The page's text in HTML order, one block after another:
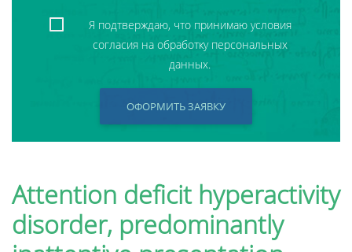
Я подтверждаю, что принимаю условия
согласия на обработку персональных
данных.
ОФОРМИТЬ ЗАЯВКУ
Attention deficit hyperactivity
disorder, predominantly